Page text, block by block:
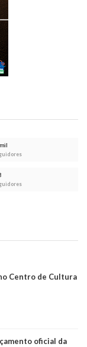
Centro de Cultura
oficial da